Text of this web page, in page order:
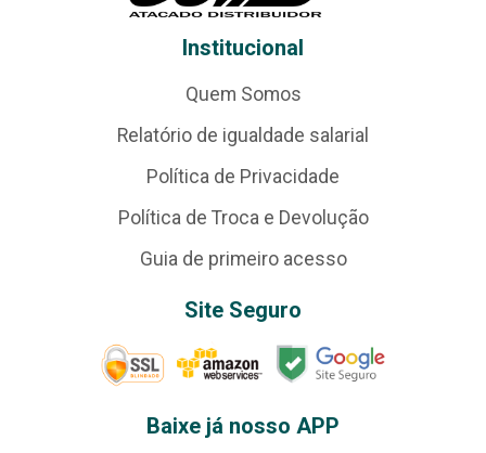
Institucional
Quem Somos
Relatório de igualdade salarial
Política de Privacidade
Política de Troca e Devolução
Guia de primeiro acesso
Site Seguro
Baixe já nosso APP